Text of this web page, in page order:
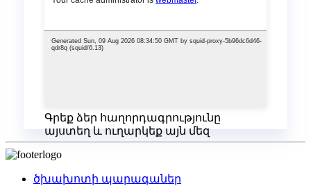
Գրեք ձեր հաղորդագրությունը
այստեղ և ուղարկեք այն մեզ
ծխախոտի պարագաներ